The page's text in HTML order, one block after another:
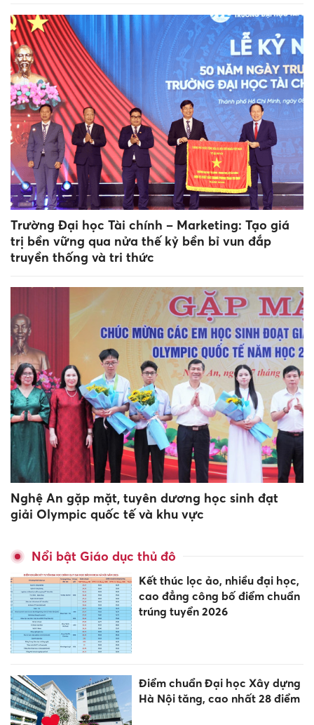
Trường Đại học Tài chính – Marketing: Tạo giá
trị bền vững qua nửa thế kỷ bền bỉ vun đắp
truyền thống và tri thức
Nghệ An gặp mặt, tuyên dương học sinh đạt
giải Olympic quốc tế và khu vực
Nổi bật Giáo dục thủ đô
Kết thúc lọc ảo, nhiều đại học,
cao đẳng công bố điểm chuẩn
trúng tuyển 2026
Điểm chuẩn Đại học Xây dựng
Hà Nội tăng, cao nhất 28 điểm